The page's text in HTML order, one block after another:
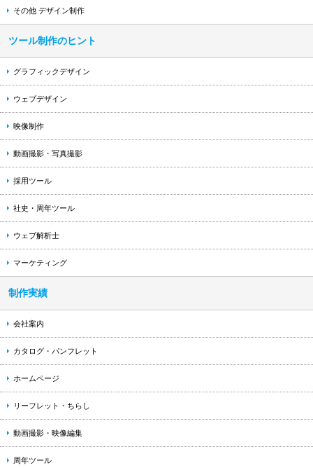
その他 デザイン制作
ツール制作のヒント
グラフィックデザイン
ウェブデザイン
映像制作
動画撮影・写真撮影
採用ツール
社史・周年ツール
ウェブ解析士
マーケティング
制作実績
会社案内
カタログ・パンフレット
ホームページ
リーフレット・ちらし
動画撮影・映像編集
周年ツール